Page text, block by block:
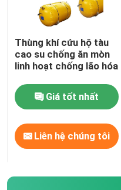
Thùng khí cứu hộ tàu
cao su chống ăn mòn
linh hoạt chống lão hóa
Giá tốt nhất
Liên hệ chúng tôi